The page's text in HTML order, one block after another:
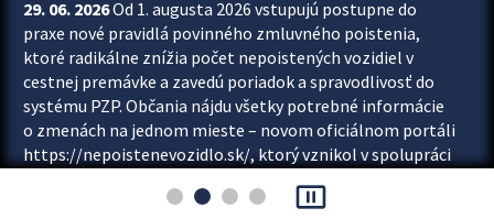
29. 06. 2026Od 1. augusta 2026 vstupujú postupne do
praxe nové pravidlá povinného zmluvného poistenia,
ktoré radikálne znížia počet nepoistených vozidiel v
cestnej premávke a zavedú poriadok a spravodlivosť do
systému PZP. Občania nájdu všetky potrebné informácie
o zmenách na jednom mieste – novom oficiálnom portáli
https://nepoistenevozidlo.sk/, ktorý vznikol v spolupráci
asociácie poisťovní (SLASPO) a Ministerstva vnútra SR.
pause_presentation